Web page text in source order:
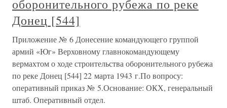
оборонительного рубежа по реке
Донец [544]
Приложение № 6 Донесение командующего группой
армий «Юг» Верховному главнокомандующему
вермахтом о ходе строительства оборонительного рубежа
по реке Донец [544] 22 марта 1943 г.По вопросу:
оперативный приказ № 5.Основание: ОКХ, генеральный
штаб. Оперативный отдел.